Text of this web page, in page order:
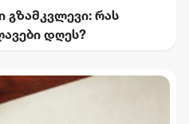
გზამკვლევი: რას
დღეს?